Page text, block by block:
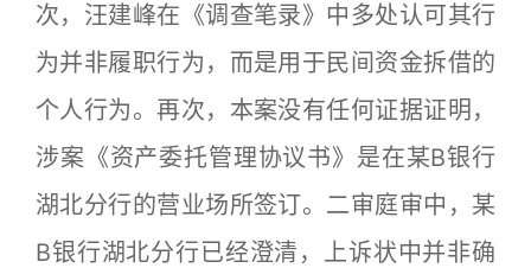
次，汪建峰在《调查笔录》中多处认可其行
为并非履职行为，而是用于民间资金拆借的
个人行为。再次，本案没有任何证据证明，
涉案《资产委托管理协议书》是在某B银行
湖北分行的营业场所签订。二审庭审中，某
B银行湖北分行已经澄清，上诉状中并非确